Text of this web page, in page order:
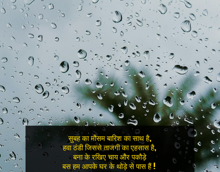
सुबह का मौसम बारिश का साथ है,
हवा ठंडी जिससे ताजगी का एहसास है,
बना के रखिए चाय और पकौड़े
बस हम आपके घर के थोड़े से पास हैं !